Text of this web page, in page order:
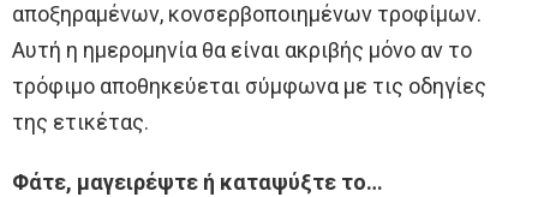
αποξηραμένων, κονσερβοποιημένων τροφίμων.
Αυτή η ημερομηνία θα είναι ακριβής μόνο αν το
τρόφιμο αποθηκεύεται σύμφωνα με τις οδηγίες
της ετικέτας.
Φάτε, μαγειρέψτε ή καταψύξτε το…